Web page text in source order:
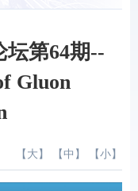
坛第64期--
Gluon
【 大 】 【 中 】 【 小 】